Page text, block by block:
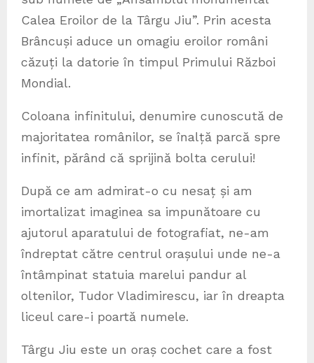
Calea Eroilor de la Târgu Jiu”. Prin acesta
Brâncuși aduce un omagiu eroilor români
căzuți la datorie în timpul Primului Război
Mondial.
Coloana infinitului, denumire cunoscută de
majoritatea românilor, se înalță parcă spre
infinit, părând că sprijină bolta cerului!
După ce am admirat-o cu nesaț și am
imortalizat imaginea sa impunătoare cu
ajutorul aparatului de fotografiat, ne-am
îndreptat către centrul orașului unde ne-a
întâmpinat statuia marelui pandur al
oltenilor, Tudor Vladimirescu, iar în dreapta
liceul care-i poartă numele.
Târgu Jiu este un oraș cochet care a fost